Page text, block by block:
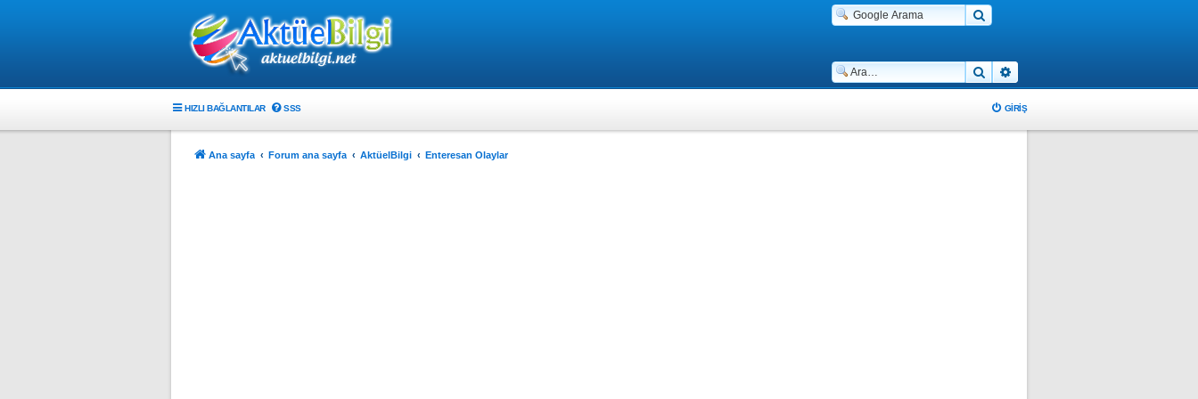
Ara
HIZLI BAĞLANTILAR SSS GIRIŞ
Ana sayfa Forum ana sayfa AktüelBilgi Enteresan Olaylar